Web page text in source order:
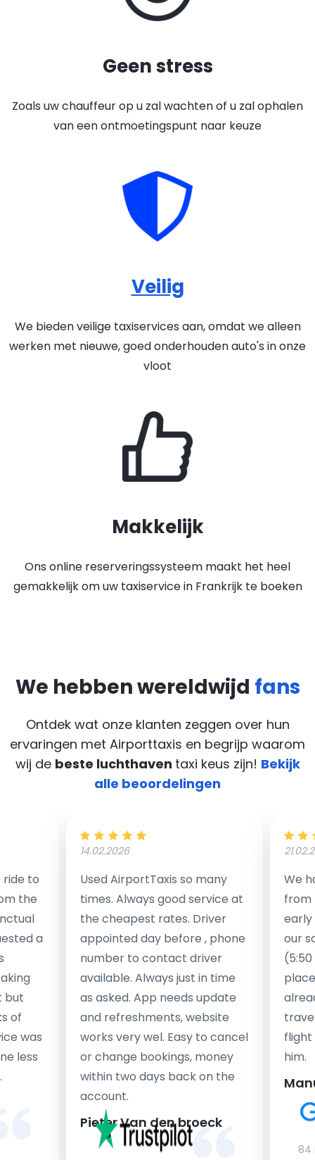
Geen stress
Zoals uw chauffeur op u zal wachten of u zal ophalen
van een ontmoetingspunt naar keuze
Veilig
We bieden veilige taxiservices aan, omdat we alleen
werken met nieuwe, goed onderhouden auto's in onze
vloot
Makkelijk
Ons online reserveringssysteem maakt het heel
gemakkelijk om uw taxiservice in Frankrijk te boeken
We hebben wereldwijd fans
Ontdek wat onze klanten zeggen over hun
ervaringen met Airporttaxis en begrijp waarom
wij de beste luchthaven taxi keus zijn! Bekijk
alle beoordelingen
to
the
a
but
of
was
less
14.02.2026
Used AirportTaxis so many
times. Always good service at
the cheapest rates. Driver
appointed day before , phone
number to contact driver
available. Always just in time
as asked. App needs update
and refreshments, website
works very wel. Easy to cancel
or change bookings, money
within two days back on the
account.
Pieter Van den broeck
We
from
early
our
flight
him.
84